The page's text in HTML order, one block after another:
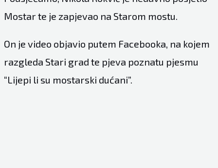
Mostar te je zapjevao na Starom mostu.
On je video objavio putem Facebooka, na kojem
razgleda Stari grad te pjeva poznatu pjesmu
“Lijepi li su mostarski dućani”.